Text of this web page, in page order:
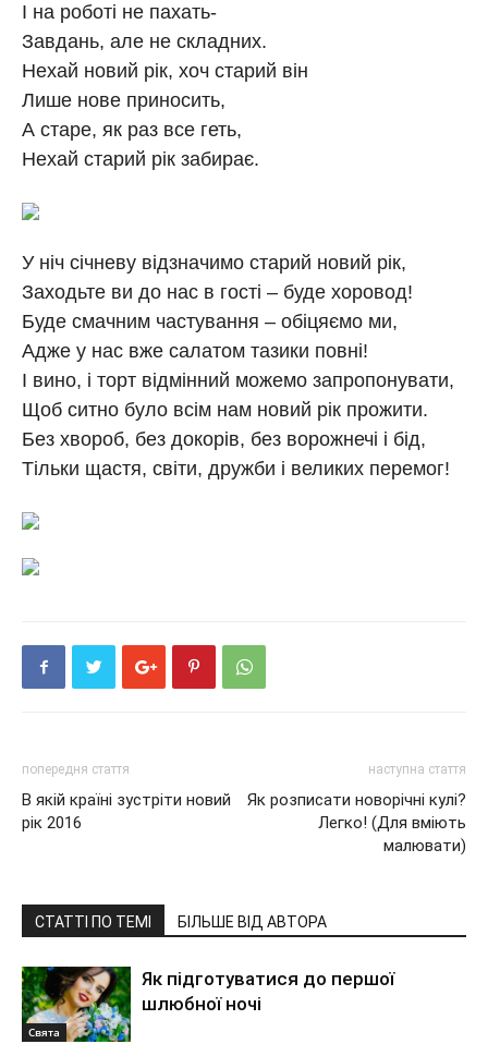
І на роботі не пахать-
Завдань, але не складних.
Нехай новий рік, хоч старий він
Лише нове приносить,
А старе, як раз все геть,
Нехай старий рік забирає.
У ніч січневу відзначимо старий новий рік,
Заходьте ви до нас в гості – буде хоровод!
Буде смачним частування – обіцяємо ми,
Адже у нас вже салатом тазики повні!
І вино, і торт відмінний можемо запропонувати,
Щоб ситно було всім нам новий рік прожити.
Без хвороб, без докорів, без ворожнечі і бід,
Тільки щастя, світи, дружби і великих перемог!
попередня стаття
В якій країні зустріти новий
рік 2016
наступна стаття
Як розписати новорічні кулі?
Легко! (Для вміють
малювати)
СТАТТІ ПО ТЕМІ БІЛЬШЕ ВІД АВТОРА
Свята
Як підготуватися до першої
шлюбної ночі